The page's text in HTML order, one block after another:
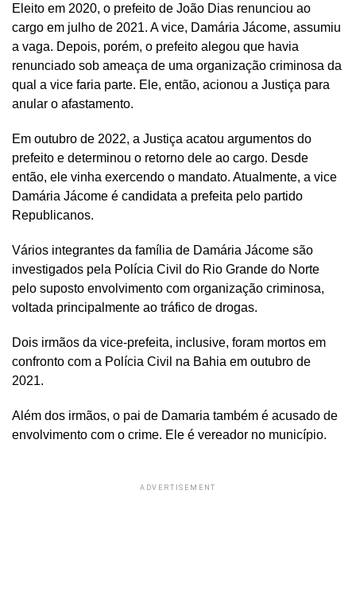
Eleito em 2020, o prefeito de João Dias renunciou ao
cargo em julho de 2021. A vice, Damária Jácome, assumiu
a vaga. Depois, porém, o prefeito alegou que havia
renunciado sob ameaça de uma organização criminosa da
qual a vice faria parte. Ele, então, acionou a Justiça para
anular o afastamento.
Em outubro de 2022, a Justiça acatou argumentos do
prefeito e determinou o retorno dele ao cargo. Desde
então, ele vinha exercendo o mandato. Atualmente, a vice
Damária Jácome é candidata a prefeita pelo partido
Republicanos.
Vários integrantes da família de Damária Jácome são
investigados pela Polícia Civil do Rio Grande do Norte
pelo suposto envolvimento com organização criminosa,
voltada principalmente ao tráfico de drogas.
Dois irmãos da vice-prefeita, inclusive, foram mortos em
confronto com a Polícia Civil na Bahia em outubro de
2021.
Além dos irmãos, o pai de Damaria também é acusado de
envolvimento com o crime. Ele é vereador no município.
ADVERTISEMENT